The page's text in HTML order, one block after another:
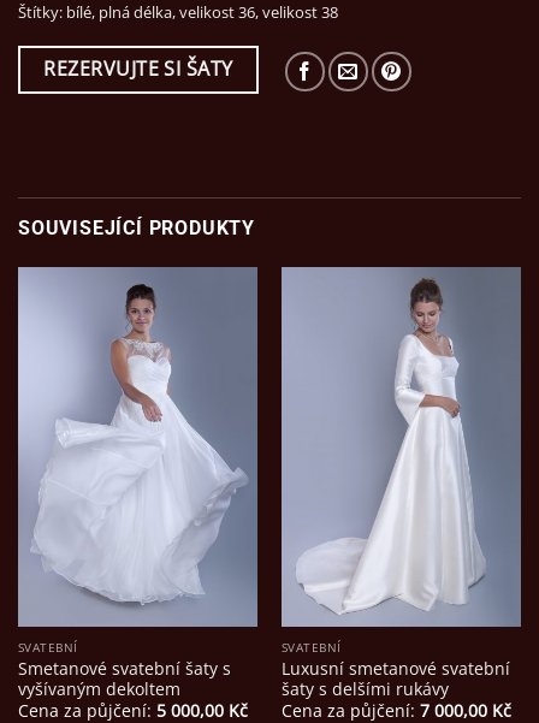
Štítky: bílé, plná délka,velikost 36,velikost 38
REZERVUJTE SI ŠATY
SOUVISEJÍCÍ PRODUKTY
SVATEBNÍ
Smetanové svatební šaty s
vyšívaným dekoltem
Cena za půjčení: 5 000,00 Kč
SVATEBNÍ
Luxusní smetanové svatební
šaty s delšími rukávy
Cena za půjčení: 7 000,00 Kč